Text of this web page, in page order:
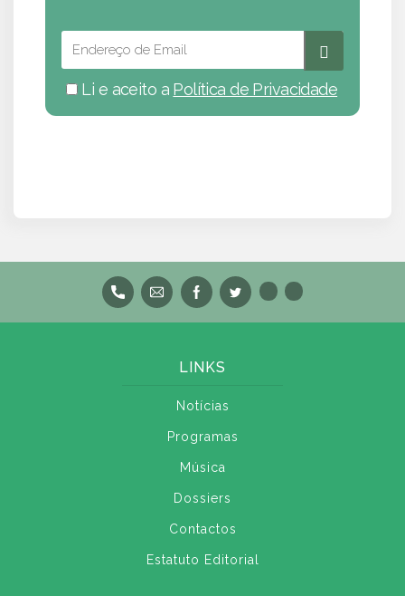
Li e aceito a Política de Privacidade
LINKS
Notícias
Programas
Música
Dossiers
Contactos
Estatuto Editorial